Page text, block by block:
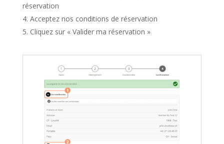
réservation
Acceptez nos conditions de réservation
Cliquez sur « Valider ma réservation »